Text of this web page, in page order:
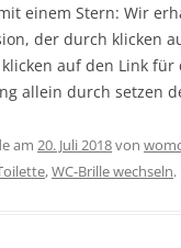
einem Stern: Wir
der durch klicken
auf den Link
allein durch setzen
am 20. Juli 2018von
,WC-Brille wechseln.